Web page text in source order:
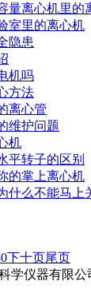
量离心机里的
室里的离心机
隐患
机吗
方法
离心管
维护问题
机
平转子的区别
掌上离心机
什么不能马上
下十页尾页
学仪器有限